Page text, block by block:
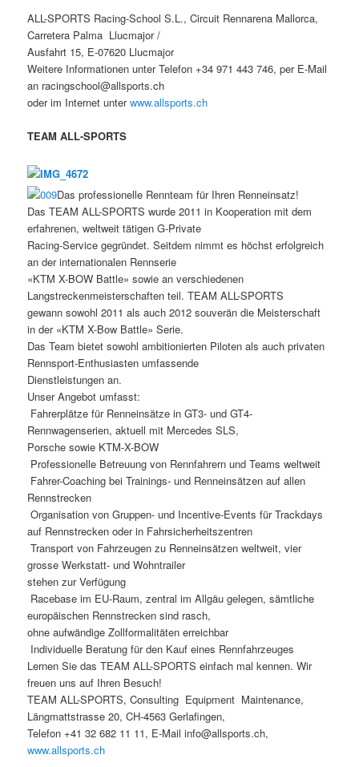
ALL-SPORTS Racing-School S.L., Circuit Rennarena Mallorca,
Carretera Palma  Llucmajor /
Ausfahrt 15, E-07620 Llucmajor
Weitere Informationen unter Telefon +34 971 443 746, per E-Mail
an racingschool@allsports.ch
oder im Internet unterwww.allsports.ch
TEAM ALL-SPORTS
Das professionelle Rennteam für Ihren Renneinsatz!
Das TEAM ALL-SPORTS wurde 2011 in Kooperation mit dem
erfahrenen, weltweit tätigen G-Private
Racing-Service gegründet. Seitdem nimmt es höchst erfolgreich
an der internationalen Rennserie
«KTM X-BOW Battle» sowie an verschiedenen
Langstreckenmeisterschaften teil. TEAM ALL-SPORTS
gewann sowohl 2011 als auch 2012 souverän die Meisterschaft
in der «KTM X-Bow Battle» Serie.
Das Team bietet sowohl ambitionierten Piloten als auch privaten
Rennsport-Enthusiasten umfassende
Dienstleistungen an.
Unser Angebot umfasst:
 Fahrerplätze für Renneinsätze in GT3- und GT4-
Rennwagenserien, aktuell mit Mercedes SLS,
Porsche sowie KTM-X-BOW
 Professionelle Betreuung von Rennfahrern und Teams weltweit
 Fahrer-Coaching bei Trainings- und Renneinsätzen auf allen
Rennstrecken
 Organisation von Gruppen- und Incentive-Events für Trackdays
auf Rennstrecken oder in Fahrsicherheitszentren
 Transport von Fahrzeugen zu Renneinsätzen weltweit, vier
grosse Werkstatt- und Wohntrailer
stehen zur Verfügung
 Racebase im EU-Raum, zentral im Allgäu gelegen, sämtliche
europäischen Rennstrecken sind rasch,
ohne aufwändige Zollformalitäten erreichbar
 Individuelle Beratung für den Kauf eines Rennfahrzeuges
Lernen Sie das TEAM ALL-SPORTS einfach mal kennen. Wir
freuen uns auf Ihren Besuch!
TEAM ALL-SPORTS, Consulting  Equipment  Maintenance,
Längmattstrasse 20, CH-4563 Gerlafingen,
Telefon +41 32 682 11 11, E-Mail info@allsports.ch,
www.allsports.ch